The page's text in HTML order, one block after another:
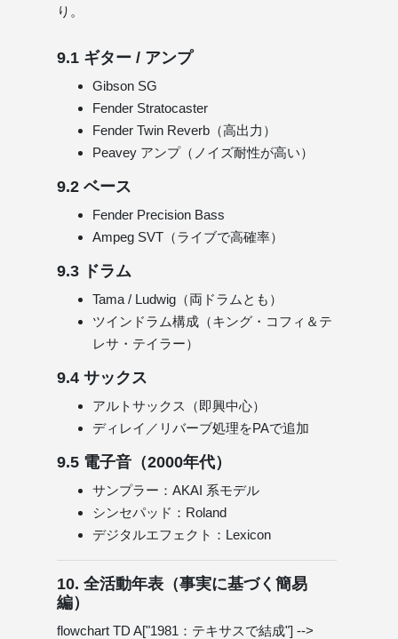
り。
9.1 ギター / アンプ
Gibson SG
Fender Stratocaster
Fender Twin Reverb（高出力）
Peavey アンプ（ノイズ耐性が高い）
9.2 ベース
Fender Precision Bass
Ampeg SVT（ライブで高確率）
9.3 ドラム
Tama / Ludwig（両ドラムとも）
ツインドラム構成（キング・コフィ＆テ
レサ・テイラー）
9.4 サックス
アルトサックス（即興中心）
ディレイ／リバーブ処理をPAで追加
9.5 電子音（2000年代）
サンプラー：AKAI 系モデル
シンセパッド：Roland
デジタルエフェクト：Lexicon
10. 全活動年表（事実に基づく簡易
編）
flowchart TD A["1981：テキサスで結成"] -->